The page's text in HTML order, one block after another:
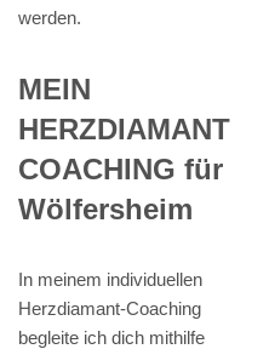
werden.
MEIN
HERZDIAMANT
COACHING für
Wölfersheim
In meinem individuellen
Herzdiamant-Coaching
begleite ich dich mithilfe